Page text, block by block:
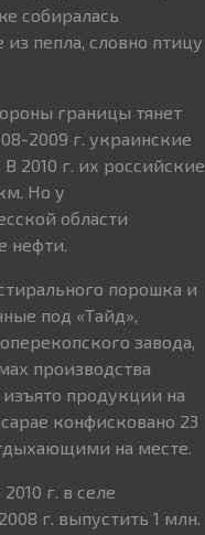
собиралась
пепла, словно птицу
границы тянет
2009 г. украинские
2010 г. их российские
Но у
области
нефти.
порошка и
под «Тайд»,
завода,
производства
продукции на
конфисковано 23
на месте.
г. в селе
г. выпустить 1 млн.